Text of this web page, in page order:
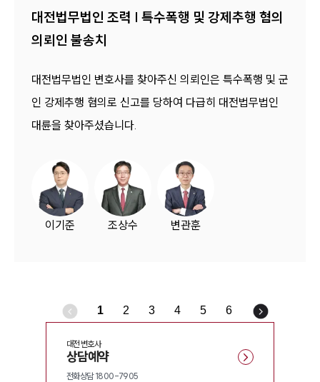
대전법무법인 조력 | 특수폭행 및 강제추행 혐의
의뢰인 불송치
대전법무법인 변호사를 찾아주신 의뢰인은 특수폭행 및 군
인 강제추행 혐의로 신고를 당하여 다급히 대전법무법인
대륜을 찾아주셨습니다.
이기준 조상수 변관훈
1 2 3 4 5 6
대전 변호사
상담예약
전화상담 1800-7905